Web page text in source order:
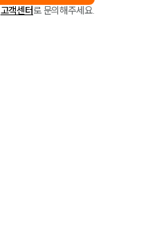
고객센터로 문의해주세요.